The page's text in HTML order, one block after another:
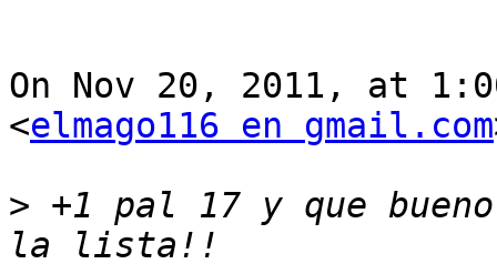
On Nov 20, 2011, at
<elmago116 en gmail.com
> +1 pal 17 y que